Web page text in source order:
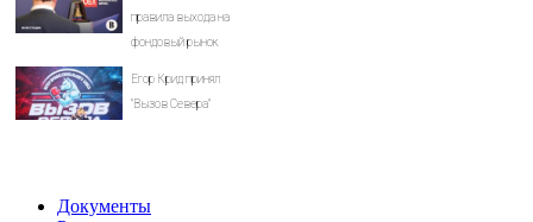
правила выхода на
фондовый рынок
Егор Крид принял
"Вызов Севера"
Документы